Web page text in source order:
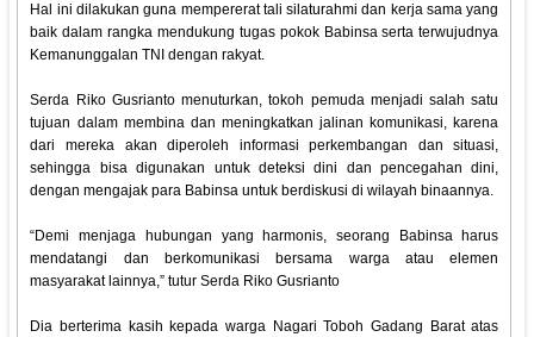
Hal ini dilakukan guna mempererat tali silaturahmi dan kerja sama yang
baik dalam rangka mendukung tugas pokok Babinsa serta terwujudnya
Kemanunggalan TNI dengan rakyat.
Serda Riko Gusrianto menuturkan, tokoh pemuda menjadi salah satu
tujuan dalam membina dan meningkatkan jalinan komunikasi, karena
dari mereka akan diperoleh informasi perkembangan dan situasi,
sehingga bisa digunakan untuk deteksi dini dan pencegahan dini,
dengan mengajak para Babinsa untuk berdiskusi di wilayah binaannya.
“Demi menjaga hubungan yang harmonis, seorang Babinsa harus
mendatangi dan berkomunikasi bersama warga atau elemen
masyarakat lainnya,” tutur Serda Riko Gusrianto
Dia berterima kasih kepada warga Nagari Toboh Gadang Barat atas